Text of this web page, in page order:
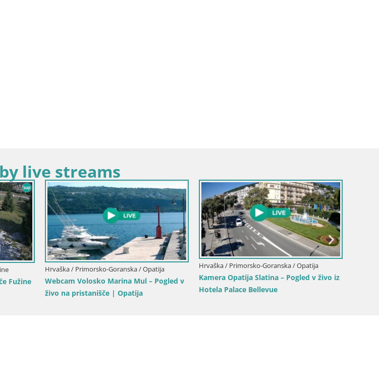
live streams
Fužine
Hrvaška / Primorsko-Goranska / Opatija
Webcam Volosko Marina Mul – Pogled v
živo na pristanišče | Opatija
Hrvaška / Primorsko-Goranska / Opatija
Kamera Opatija Slatina – Pogled v živo iz
Hotela Palace Bellevue